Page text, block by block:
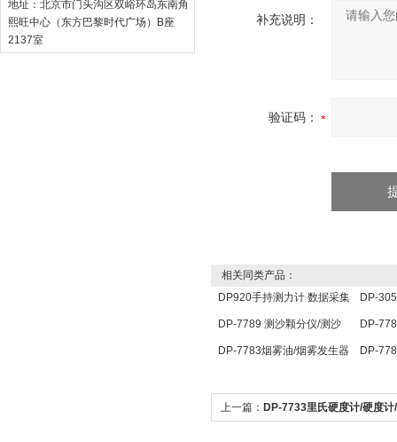
地址：北京市门头沟区双峪环岛东南角
熙旺中心（东方巴黎时代广场）B座
2137室
补充说明：
验证码：
相关同类产品：
DP920手持测力计 数据采集
分析仪 压力传感器仪表
DP-
定仪
DP-7789 测沙颗分仪/测沙
颗分仪/ 测沙颗检测仪
DP-
点温度
DP-7783烟雾油/烟雾发生器
DP-
上一篇： DP-7733里氏硬度计/硬度计